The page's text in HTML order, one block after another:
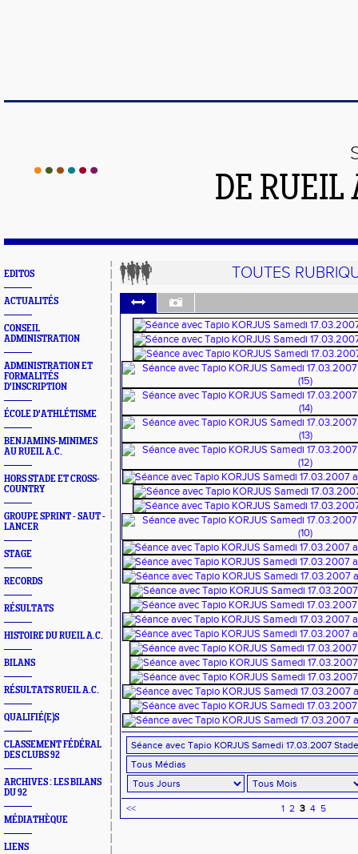
DE
EDITOS
ACTUALITÉS
CONSEIL
ADMINISTRATION
ADMINISTRATION ET
FORMALITÉS
D'INSCRIPTION
ÉCOLE D'ATHLÉTISME
BENJAMINS-MINIMES
AU RUEIL A.C.
HORS STADE ET CROSS-
COUNTRY
GROUPE SPRINT - SAUT -
LANCER
STAGE
RECORDS
RÉSULTATS
HISTOIRE DU RUEIL A.C.
BILANS
RÉSULTATS RUEIL A.C.
QUALIFIÉ(E)S
CLASSEMENT FÉDÉRAL
DES CLUBS 92
ARCHIVES : LES BILANS
DU 92
MÉDIATHÈQUE
LIENS
TOUTES
<< 1 2 3 4 5